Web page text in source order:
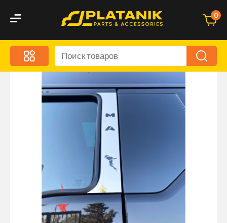
0
Меню
Акционные предложения
Дорожные аксессуары
Дорожная кухня
Автохимия и уход
Оптика и светотехника
Запчасти кузова и зеркала
Малый коммерческий транспорт
Маркировочные знаки и светоотражатели